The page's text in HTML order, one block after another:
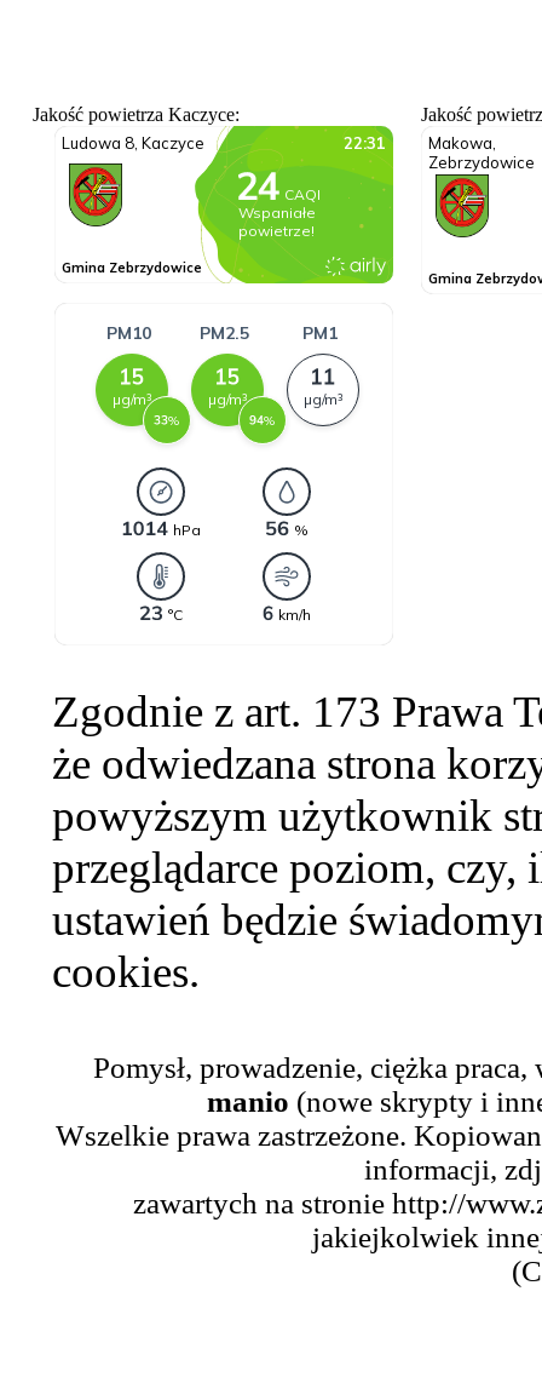
Jakość powietrza Kaczyce: Jakość
Zgodnie z art. 173 Prawa
że odwiedzana strona
powyższym użytkownik
przeglądarce poziom,
ustawień będzie
cookies.
Pomysł, prowadzenie, ciężka
manio (nowe skrypty i
Wszelkie prawa zastrzeżone.
informacji,
zawartych na stronie http://
jakiejkolwiek